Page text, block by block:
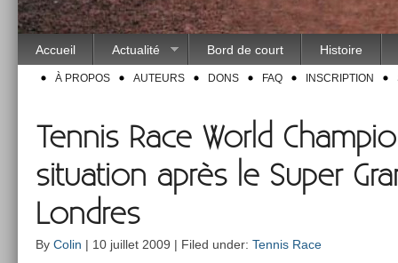
Accueil Actualité Bord de court Histoire
À PROPOS AUTEURS DONS FAQ INSCRIPTION
Tennis Race World
situation après le Super
Londres
By Colin | 10 juillet 2009 | Filed under: Tennis Race